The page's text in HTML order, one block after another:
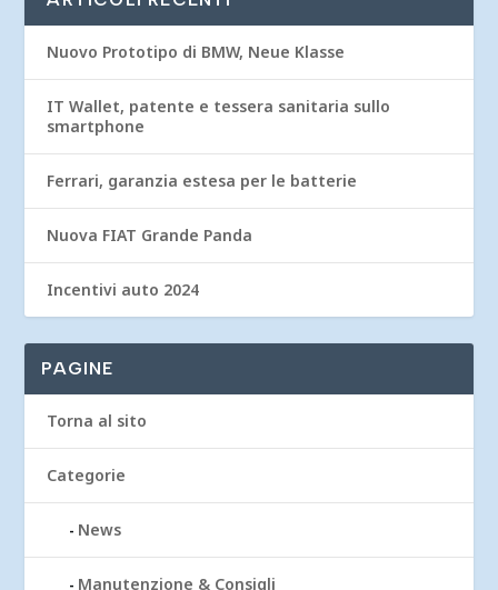
Nuovo Prototipo di BMW, Neue Klasse
IT Wallet, patente e tessera sanitaria sullo
smartphone
Ferrari, garanzia estesa per le batterie
Nuova FIAT Grande Panda
Incentivi auto 2024
PAGINE
Torna al sito
Categorie
News
Manutenzione & Consigli